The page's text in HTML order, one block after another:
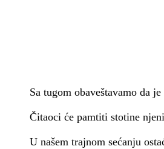
Sa tugom obaveštavamo da
Čitaoci će pamtiti stotine
U našem trajnom sećanju